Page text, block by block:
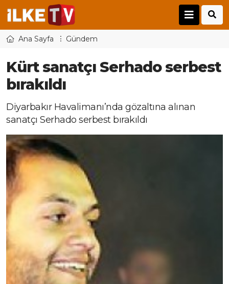
Ana Sayfa Gündem
Kürt sanatçı Serhado serbest
bırakıldı
Diyarbakır Havalimanı’nda gözaltına alınan
sanatçı Serhado serbest bırakıldı